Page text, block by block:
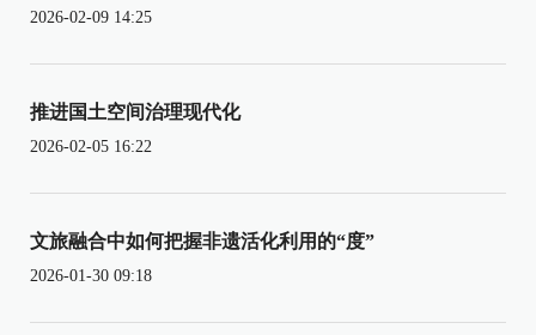
2026-02-09 14:25
推进国土空间治理现代化
2026-02-05 16:22
文旅融合中如何把握非遗活化利用的“度”
2026-01-30 09:18